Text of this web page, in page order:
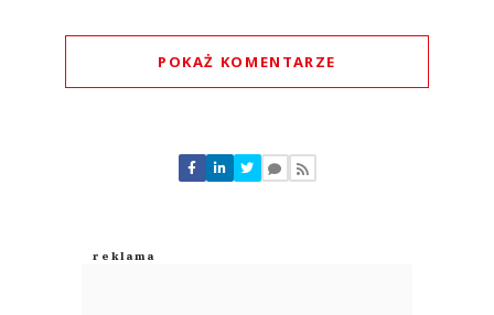
POKAŻ KOMENTARZE
Nie znaleziono komentarzy
Zostaw swoje komentarze